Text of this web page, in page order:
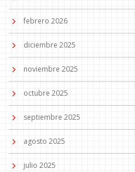
febrero 2026
diciembre 2025
noviembre 2025
octubre 2025
septiembre 2025
agosto 2025
julio 2025